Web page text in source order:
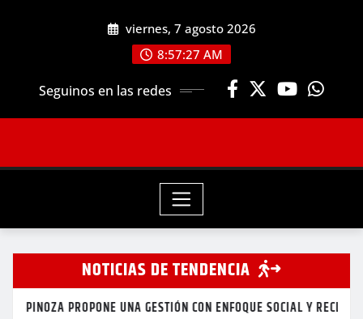
viernes, 7 agosto 2026
8:57:27 AM
Seguinos en las redes
NOTICIAS DE TENDENCIA
PROPONE UNA GESTIÓN CON ENFOQUE SOCIAL Y RECLAMA